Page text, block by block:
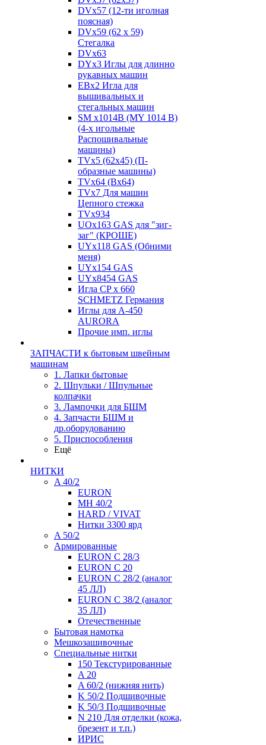
DVx57 (12-ти иголная
поясная)
DVx59 (62 x 59)
Стегалка
DVx63
DYx3 Иглы для длинно
рукавных машин
EBx2 Игла для
вышивальных и
стегальных машин
SM x1014B (MY 1014 B)
(4-х игольные
Распошивальные
машины)
TVх5 (62х45) (П-
образные машины)
TVх64 (Вх64)
TVх7 Для машин
Цепного стежка
TVх934
UOx163 GAS для "зиг-
заг" (КРОШЕ)
UYx118 GAS (Обними
меня)
UYx154 GAS
UYx8454 GAS
Игла CP х 660
SCHMETZ Германия
Иглы для А-450
AURORA
Прочие имп. иглы
ЗАПЧАСТИ к бытовым швейным
машинам
1. Лапки бытовые
2. Шпульки / Шпульные
колпачки
3. Лампочки для БШМ
4. Запчасти БШМ и
др.оборудованию
5. Приспособления
Ещё
НИТКИ
A 40/2
EURON
MH 40/2
HARD / VIVAT
Нитки 3300 ярд
A 50/2
Армированные
EURON C 28/3
EURON C 20
EURON C 28/2 (аналог
45 ЛЛ)
EURON C 38/2 (аналог
35 ЛЛ)
Отечественные
Бытовая намотка
Мешкозашивочные
Специальные нитки
150 Текстурированные
A 20
A 60/2 (нижняя нить)
K 50/2 Подшивочные
K 50/3 Подшивочные
N 210 Для отделки (кожа,
брезент и т.п.)
ИРИС